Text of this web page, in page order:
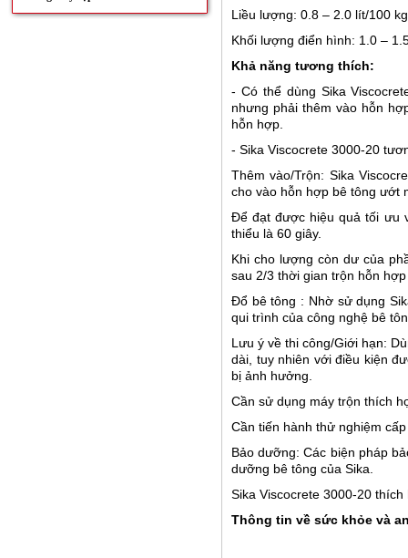
Liều lượng: 0.8 – 2.0 lít/100
Khối lượng điển hình: 1.0 –
Khả năng tương thích:
- Có thể dùng Sika
nhưng phải thêm vào hỗn
hỗn hợp.
- Sika Viscocrete 3000-20
Thêm vào/Trộn: Sika
cho vào hỗn hợp bê tông ướt
Để đạt được hiệu quả tối ưu
thiểu là 60 giây.
Khi cho lượng còn dư của
sau 2/3 thời gian trộn hỗn
Đổ bê tông : Nhờ sử dụng
qui trình của công nghệ bê
Lưu ý về thi công/Giới hạn:
dài, tuy nhiên với điều kiện
bị ảnh hưởng.
Cần sử dụng máy trộn thích
Cần tiến hành thử nghiệm
Bảo dưỡng: Các biện pháp
dưỡng bê tông của Sika.
Sika Viscocrete 3000-20
Thông tin về sức khỏe và